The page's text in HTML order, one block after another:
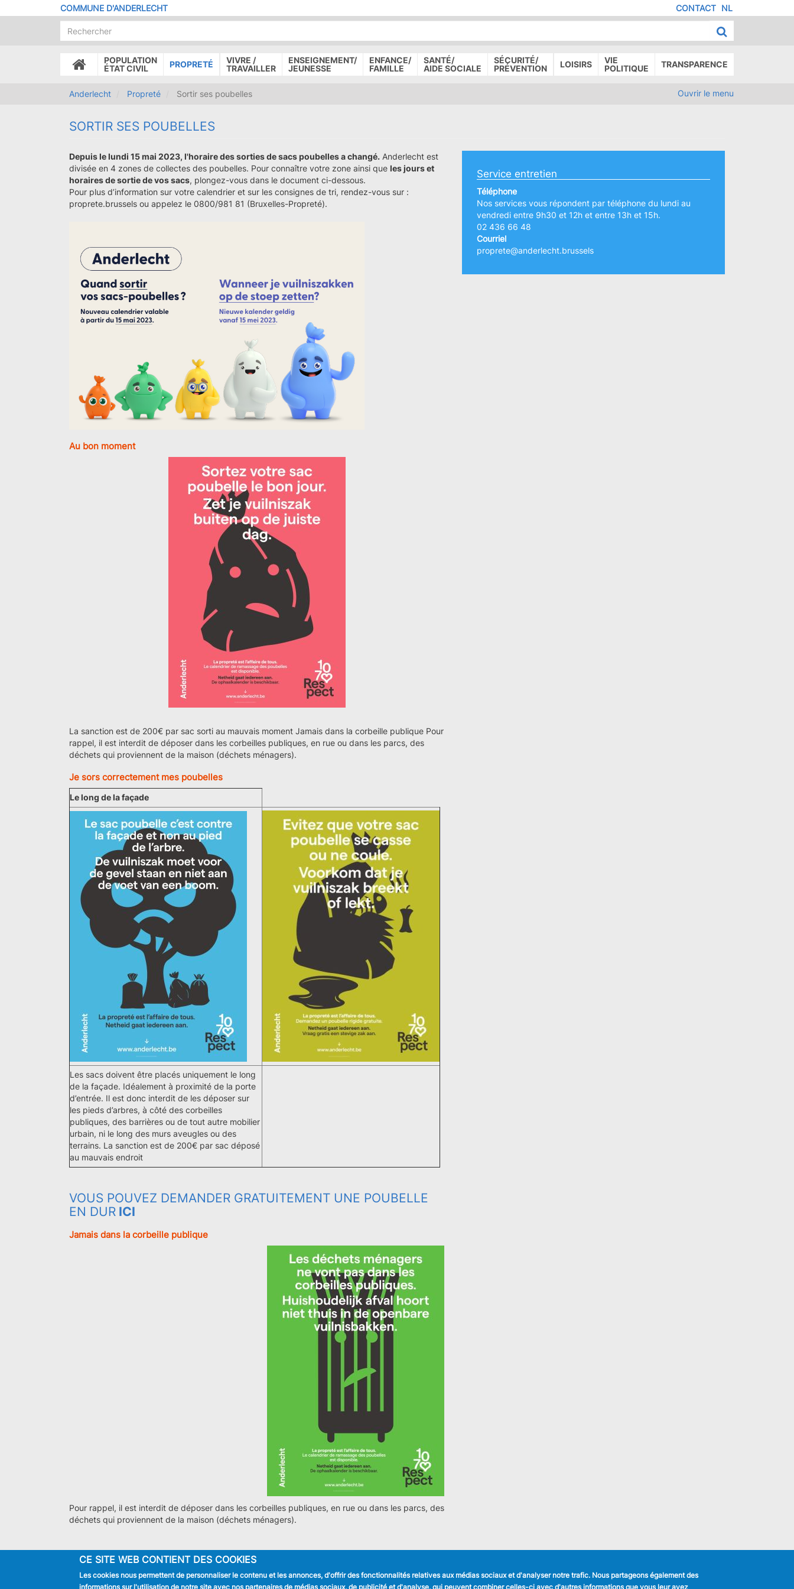
au
COMMUNE D'ANDERLECHT NL
MENU
DE
PAGE
CONTACT
ACCUEIL
POPULATION
ÉTAT CIVIL
PROPRETÉ
VIVRE /
TRAVAILLER
ENSEIGNEMENT/
JEUNESSE
ENFANCE/
FAMILLE
SANTÉ/
AIDE SOCIALE
SÉCURITÉ/
PRÉVENTION
LOISIRS
VIE
POLITIQUE
TRANSPARENCE
Anderlecht Propreté Sortir ses poubelles Ouvrir le menu
SORTIR SES POUBELLES
Service entretien
Téléphone
Nos services vous répondent par téléphone du lundi au
vendredi entre 9h30 et 12h et entre 13h et 15h.
02 436 66 48
Courriel
proprete@anderlecht.brussels
Depuis le lundi 15 mai 2023, l'horaire des sorties de sacs poubelles a changé. Anderlecht est
divisée en 4 zones de collectes des poubelles. Pour connaître votre zone ainsi que les jours et
horaires de sortie de vos sacs, plongez-vous dans le document ci-dessous.
Pour plus d’information sur votre calendrier et sur les consignes de tri, rendez-vous sur :
proprete.brussels ou appelez le 0800/981 81 (Bruxelles-Propreté).
Au bon moment
La sanction est de 200€ par sac sorti au mauvais moment Jamais dans la corbeille publique Pour
rappel, il est interdit de déposer dans les corbeilles publiques, en rue ou dans les parcs, des
déchets qui proviennent de la maison (déchets ménagers).
Je sors correctement mes poubelles
Le long de la façade
Les sacs doivent être placés uniquement le long
de la façade. Idéalement à proximité de la porte
d’entrée. Il est donc interdit de les déposer sur
les pieds d’arbres, à côté des corbeilles
publiques, des barrières ou de tout autre mobilier
urbain, ni le long des murs aveugles ou des
terrains. La sanction est de 200€ par sac déposé
au mauvais endroit
VOUS POUVEZ DEMANDER GRATUITEMENT UNE POUBELLE
EN DUR ICI
Jamais dans la corbeille publique
Pour rappel, il est interdit de déposer dans les corbeilles publiques, en rue ou dans les parcs, des
déchets qui proviennent de la maison (déchets ménagers).
JE SUIS LIENS UTILES SUIVEZ NOUS
CE SITE WEB CONTIENT DES COOKIES
Les cookies nous permettent de personnaliser le contenu et les annonces, d'offrir des fonctionnalités relatives aux médias sociaux et d'analyser notre trafic. Nous partageons également des
informations sur l'utilisation de notre site avec nos partenaires de médias sociaux, de publicité et d'analyse, qui peuvent combiner celles-ci avec d'autres informations que vous leur avez